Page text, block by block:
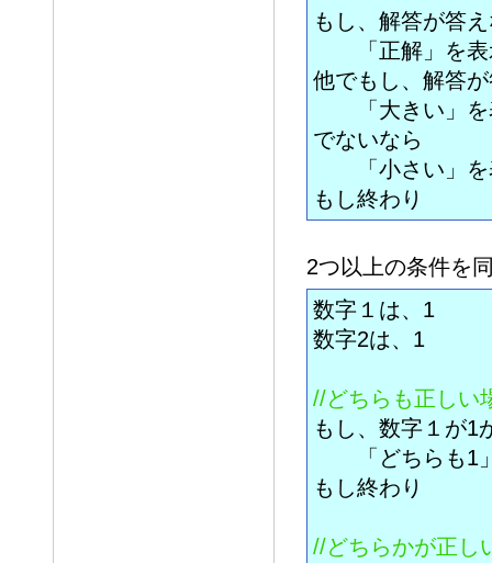
もし、解答が答
「正解」を表
他でもし、解答
「大きい」を
でないなら
「小さい」を
もし終わり
2つ以上の条件を
数字１は、1
数字2は、1
//どちらも正しい
もし、数字１が1
「どちらも1
もし終わり
//どちらかが正し